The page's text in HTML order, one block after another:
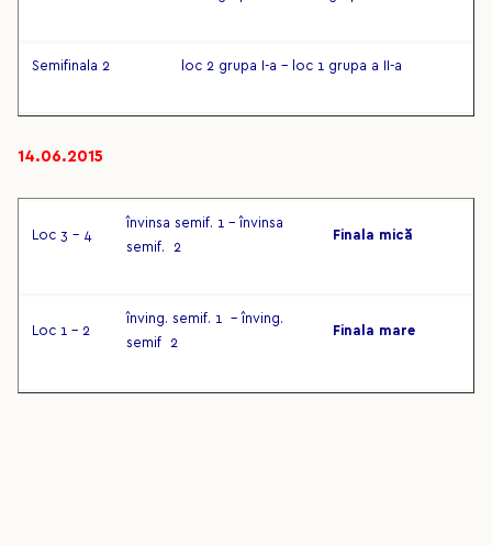
Semifinala 2 loc 2 grupa I-a – loc 1 grupa a II-a
14.06.2015
Loc 3 – 4
învinsa semif. 1 – învinsa
semif. 2
Finala mică
Loc 1 – 2
înving. semif. 1 – înving.
semif 2
Finala mare